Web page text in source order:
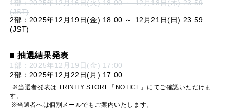
1部：2025年12月16日(火) 18:00 ～ 12月18日(木) 23:59
(JST)
2部：2025年12月19日(金) 18:00 ～ 12月21日(日) 23:59
(JST)
■ 抽選結果発表
1部：2025年12月19日(金) 17:00
2部：2025年12月22日(月) 17:00
※当選者発表は TRINITY STORE「NOTICE」にてご確認いただけま
す。
※当選者へは個別メールでもご案内いたします。